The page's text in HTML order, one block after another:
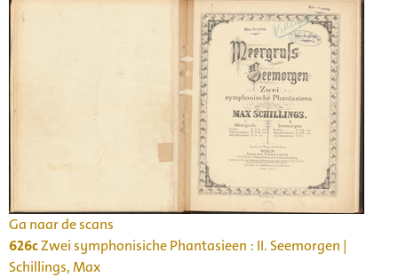
Ga naar de scans
626cZwei symphonisiche Phantasieen : II. Seemorgen |
Schillings, Max